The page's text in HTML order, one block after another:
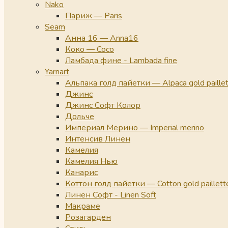
Nako
Париж — Paris
Seam
Анна 16 — Anna16
Коко — Coco
Ламбада фине - Lambada fine
Yarnart
Альпака голд пайетки — Alpaca gold
Джинс
Джинс Софт Колор
Дольче
Империал Мерино — Imperial merino
Интенсив Линен
Камелия
Камелия Нью
Канарис
Коттон голд пайетки — Cotton gold
Линен Софт - Linen Soft
Макраме
Розагарден